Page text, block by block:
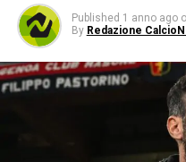
Published 1 anno ago
By Redazione